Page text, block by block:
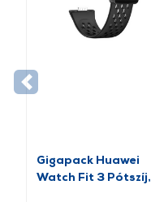
Gigapack Huawei
Watch Fit 3 Pótszíj,